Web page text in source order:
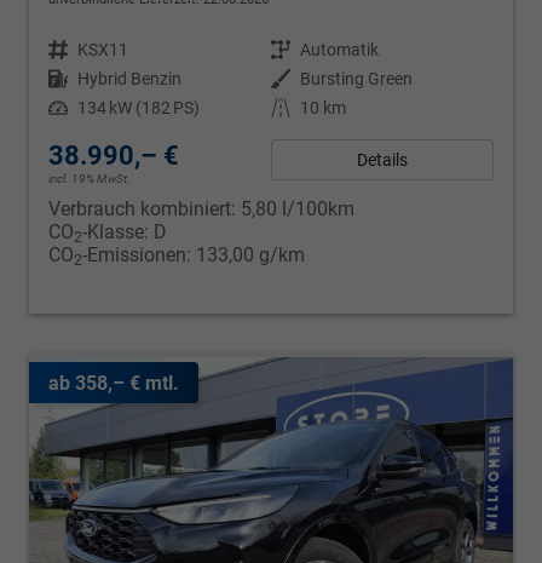
Fahrzeugnr. KSX11 Getriebe Automatik
Kraftstoff Hybrid Benzin Außenfarbe
Bursting Green
Leistung 134 kW (182 PS) Kilometerstand 10 km
38.990,– €
incl. 19% MwSt.
Details
Verbrauch kombiniert: 5,80 l/100km
CO2-Klasse: D
CO2-Emissionen: 133,00 g/km
ab 358,– € mtl.